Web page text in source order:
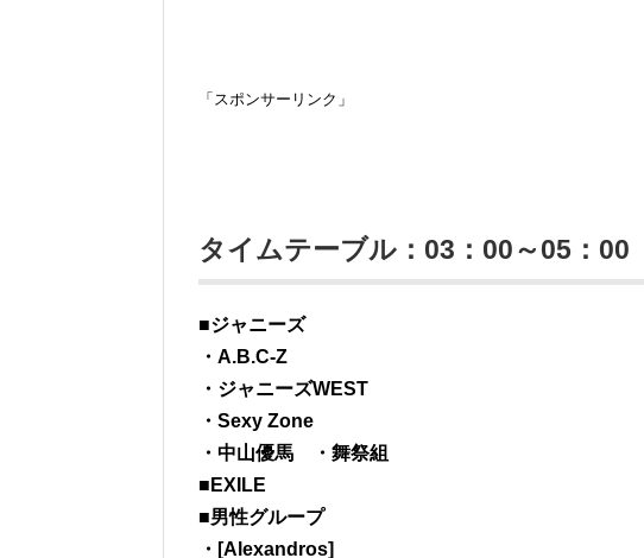
「スポンサーリンク」
タイムテーブル：03：00～05：00
■ジャニーズ
・A.B.C-Z
・ジャニーズWEST
・Sexy Zone
・中山優馬 ・舞祭組
■EXILE
■男性グループ
・[Alexandros]